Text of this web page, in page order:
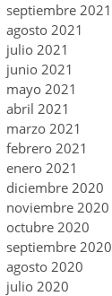
septiembre 2021
agosto 2021
julio 2021
junio 2021
mayo 2021
abril 2021
marzo 2021
febrero 2021
enero 2021
diciembre 2020
noviembre 2020
octubre 2020
septiembre 2020
agosto 2020
julio 2020